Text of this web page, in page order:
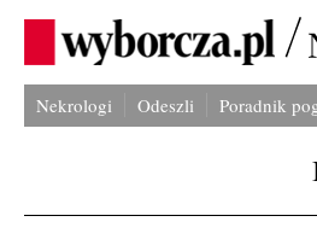
Nekrologi Odeszli Poradnik